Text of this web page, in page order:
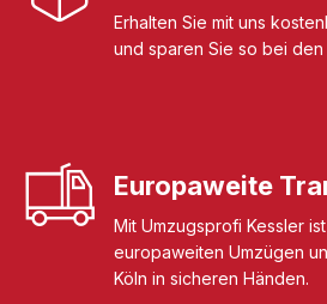
Erhalten Sie mit uns
und sparen Sie so bei
Europaweite
Mit Umzugsprofi Kessler
europaweiten Umzügen
Köln in sicheren Händen.